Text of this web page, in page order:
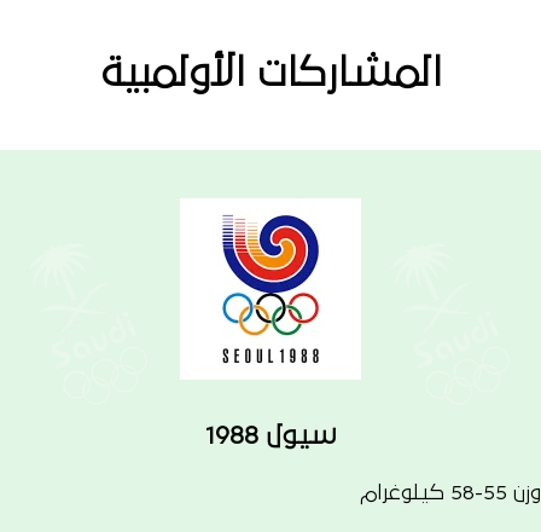
المشاركات الأولمبية
سيول 1988
وزن 55-58 كيلوغرام